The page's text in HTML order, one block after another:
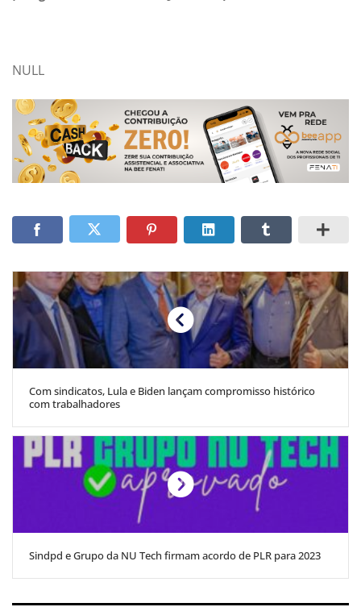
NULL
Com sindicatos, Lula e Biden lançam compromisso histórico
com trabalhadores
Sindpd e Grupo da NU Tech firmam acordo de PLR para 2023